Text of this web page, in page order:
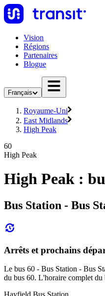
Vision
Régions
Partenaires
Blogue
Français
Royaume-Uni
East Midlands
High Peak
60
High Peak
High Peak :
Bus Station - Bus
Arrêts et prochains
Le bus 60 - Bus Station - Bus
du bus 60. L'horaire complet du